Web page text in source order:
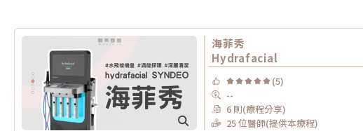
海菲秀
Hydrafacial
(5)
--
6 則(療程分享)
25 位醫師(提供本療程)